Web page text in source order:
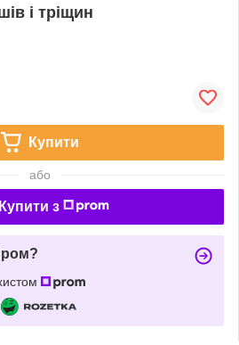
і тріщин
Купити
або
Купити з